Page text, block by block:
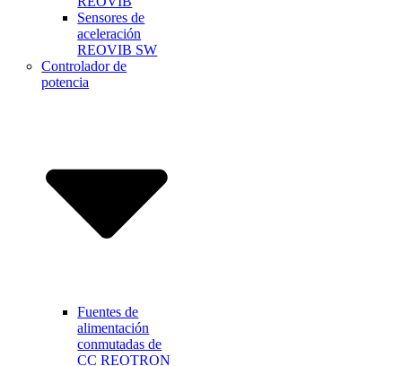
Sensores de
aceleración
REOVIB SW
Controlador de
potencia
Fuentes de
alimentación
conmutadas de
CC REOTRON